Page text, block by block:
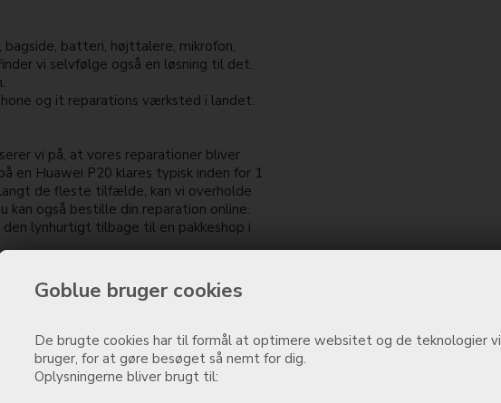
Goblue bruger cookies
De brugte cookies har til formål at optimere websitet og de teknologier vi
bruger, for at gøre besøget så nemt for dig.
Oplysningerne bliver brugt til:
batteri, højttalere, mikrofon,
vi selvfølge også en løsning til det.
og it reparations værksted i landet.
vi på, at vores reparationer bliver
en Huawei P20 klares typisk inden for 1
de fleste tilfælde, kan vi overholde
kan også bestille din reparation online.
lynhurtigt tilbage til en pakkeshop i
Foruden kontrollen hos vores
På den måde sikrer vi, at fx
at levere - og som du bliver gladest